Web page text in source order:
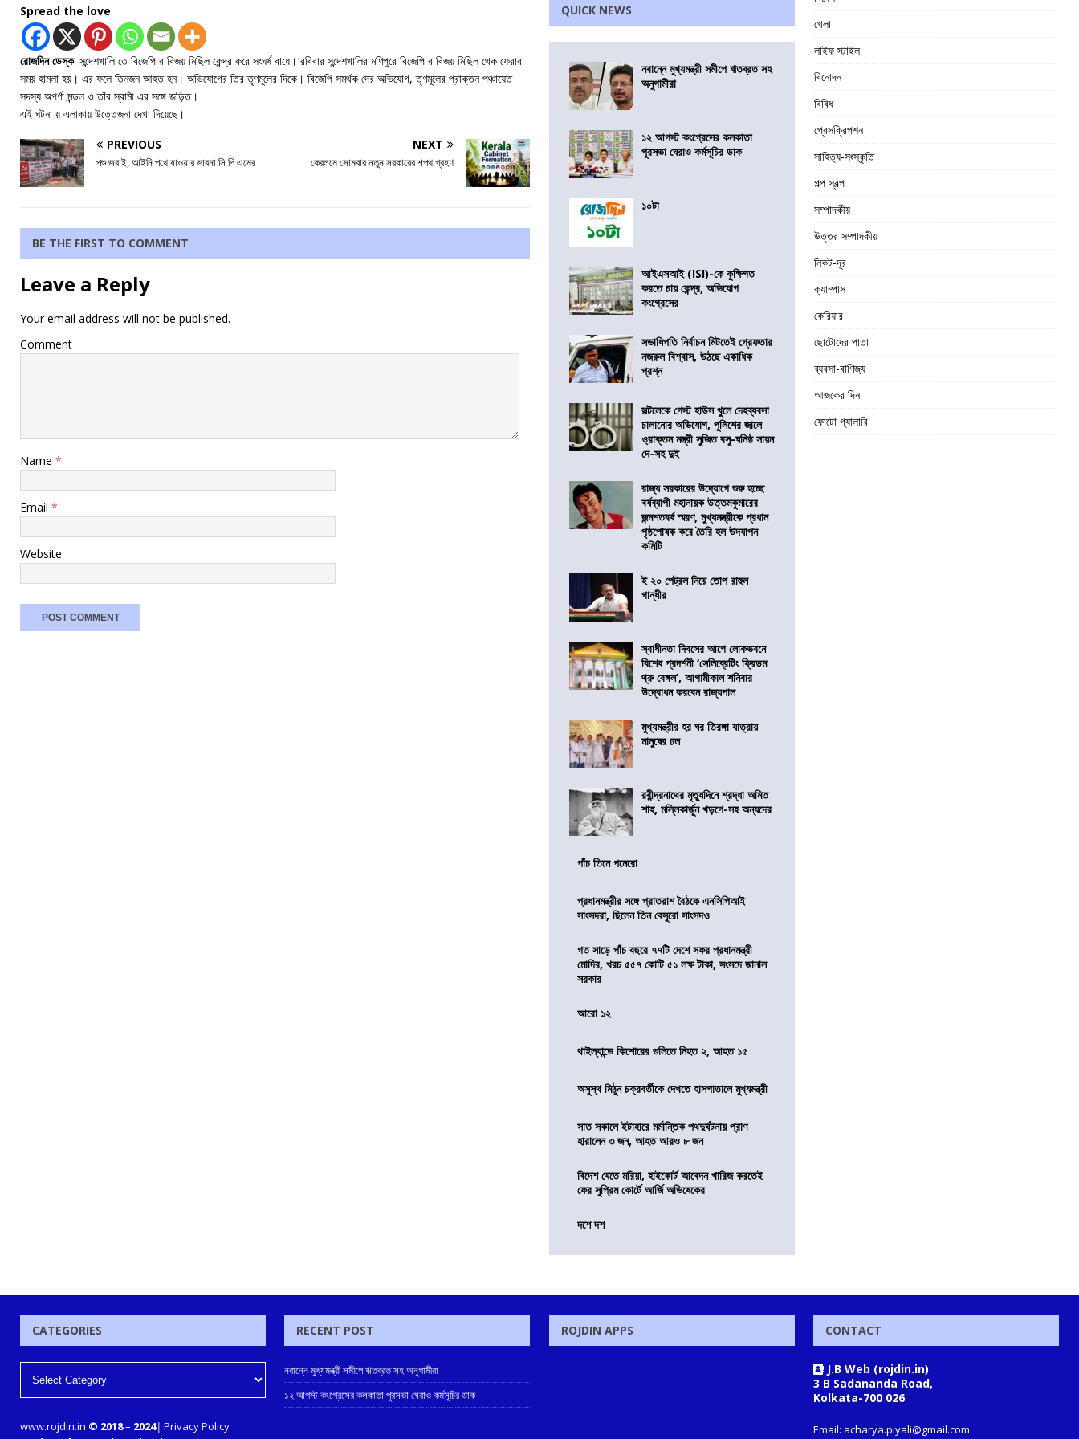
Spread the love
রোজদিন ডেস্ক: সন্দেশখালি তে বিজেপি র বিজয় মিছিল কেন্দ্র করে সংঘর্ষ বাধে। রবিবার সন্দেশখালির মণিপুরে বিজেপি র বিজয় মিছিল থেক ফেরার
সময় হামলা হয়। এর ফলে তিনজন আহত হন। অভিযোগের তির তৃণমূলের দিকে। বিজেপি সমর্থক দের অভিযোগ, তৃণমূলের প্রাক্তন পঞ্চায়েত
সদস্য অপর্ণা মন্ডল ও তাঁর স্বামী এর সঙ্গে জড়িত।
এই ঘটনা য় এলাকায় উত্তেজনা দেখা দিয়েছে।
PREVIOUS
পশু জবাই, আইনি পথে যাওয়ার ভাবনা সি পি এমের
NEXT
কেরলমে সোমবার নতুন সরকারের শপথ গ্রহণ
BE THE FIRST TO COMMENT
Leave a Reply
Your email address will not be published.
Comment
Name *
Email *
Website
QUICK NEWS
নবান্নে মুখ্যমন্ত্রী সমীপে ঋতব্রত সহ
অনুগামীরা
১২ আগস্ট কংগ্রেসের কলকাতা
পুরসভা ঘেরাও কর্মসূচির ডাক
১০টা
আইএসআই (ISI)-কে কুক্ষিগত
করতে চায় কেন্দ্র, অভিযোগ
কংগ্রেসের
সভাধিপতি নির্বাচন মিটতেই গ্রেফতার
নজরুল বিশ্বাস, উঠছে একাধিক
প্রশ্ন
সল্টলেকে গেস্ট হাউস খুলে দেহব্যবসা
চালানোর অভিযোগ, পুলিশের জালে
ও্রাক্তন মন্ত্রী সুজিত বসু-ঘনিষ্ঠ সায়ন
দে-সহ দুই
রাজ্য সরকারের উদ্যোগে শুরু হচ্ছে
বর্ষব্যাপী মহানায়ক উত্তমকুমারের
জন্মশতবর্ষ স্মরণ, মুখ্যমন্ত্রীকে প্রধান
পৃষ্ঠপোষক করে তৈরি হল উদযাপন
কমিটি
ই ২০ পেট্রল নিয়ে তোপ রাহুল
গান্ধীর
স্বাধীনতা দিবসের আগে লোকভবনে
বিশেষ প্রদর্শনী ‘সেলিব্রেটিং ফ্রিডম
থ্রু বেঙ্গল’, আগামীকাল শনিবার
উদ্বোধন করবেন রাজ্যপাল
মুখ্যমন্ত্রীর হর ঘর তিরঙ্গা যাত্রায়
মানুষের ঢল
রবীন্দ্রনাথের মৃত্যুদিনে শ্রদ্ধা অমিত
শাহ, মল্লিকার্জুন খড়গে-সহ অন্যদের
পাঁচ তিনে পনেরো
প্রধানমন্ত্রীর সঙ্গে প্রাতরাশ বৈঠকে এনসিপিআই
সাংসদরা, ছিলেন তিন বেসুরো সাংসদও
গত সাড়ে পাঁচ বছরে ৭৭টি দেশে সফর প্রধানমন্ত্রী
মোদির, খরচ ৫৫৭ কোটি ৫১ লক্ষ টাকা, সংসদে জানাল
সরকার
আরো ১২
থাইল্যান্ডে কিশোরের গুলিতে নিহত ২, আহত ১৫
অসুস্থ মিঠুন চক্রবর্তীকে দেখতে হাসপাতালে মুখ্যমন্ত্রী
সাত সকালে ইটাহারে মর্মান্তিক পথদুর্ঘটনায় প্রাণ
হারালেন ৩ জন, আহত আরও ৮ জন
বিদেশ যেতে মরিয়া, হাইকোর্ট আবেদন খারিজ করতেই
ফের সুপ্রিম কোর্টে আর্জি অভিষেকের
দশে দশ
খেলা
লাইফ স্টাইল
বিনোদন
বিবিধ
প্রেসক্রিপশন
সাহিত্য-সংস্কৃতি
গল্প স্বল্প
সম্পাদকীয়
উত্তর সম্পাদকীয়
নিকট-দূর
ক্যাম্পাস
কেরিয়ার
ছোটোদের পাতা
ব্যবসা-বাণিজ্য
আজকের দিন
ফোটো গ্যালারি
CATEGORIES
www.rojdin.in © 2018– 2024| Privacy Policy
RECENT POST
নবান্নে মুখ্যমন্ত্রী সমীপে ঋতব্রত সহ অনুগামীরা
১২ আগস্ট কংগ্রেসের কলকাতা পুরসভা ঘেরাও কর্মসূচির ডাক
ROJDIN APPS CONTACT
J.B Web (rojdin.in)
3 B Sadananda Road,
Kolkata-700 026
Email: acharya.piyali@gmail.com